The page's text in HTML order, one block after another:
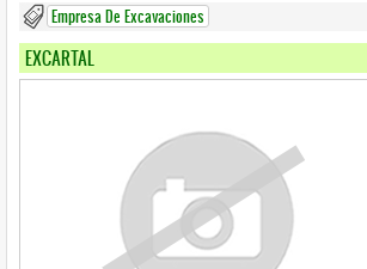
Empresa De Excavaciones
EXCARTAL